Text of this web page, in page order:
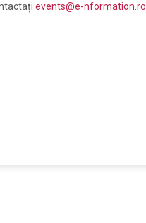
events@e-nformation.ro